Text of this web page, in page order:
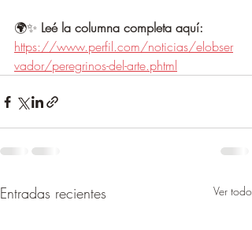
🌍✨ Leé la columna completa aquí:
https://www.perfil.com/noticias/elobser
vador/peregrinos-del-arte.phtml
Entradas recientes Ver todo